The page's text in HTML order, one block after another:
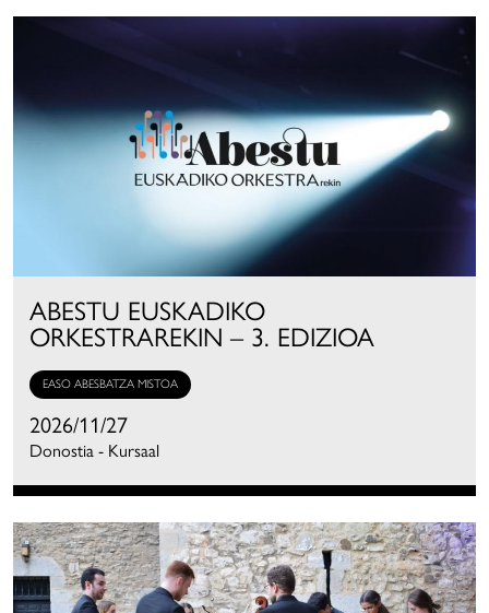
ABESTU EUSKADIKO
ORKESTRAREKIN – 3. EDIZIOA
EASO ABESBATZA MISTOA
2026/11/27
Donostia - Kursaal